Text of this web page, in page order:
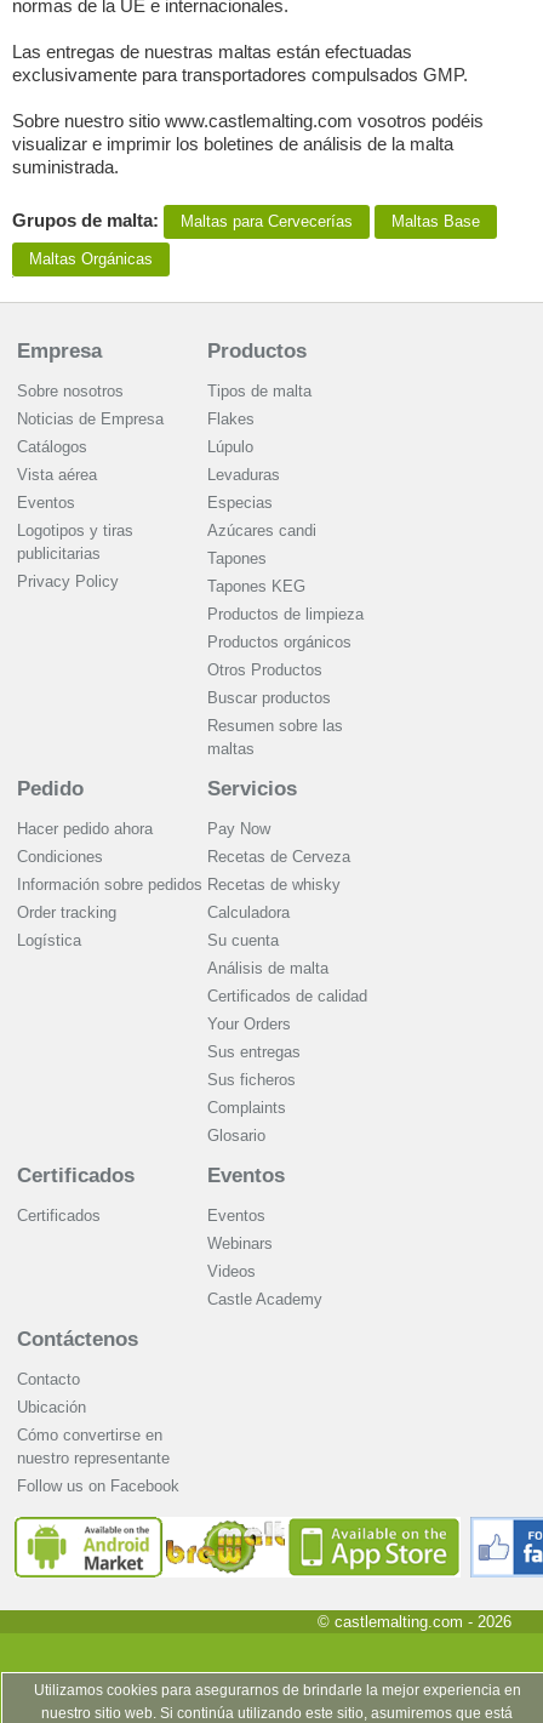
normas de la UE e internacionales.
Las entregas de nuestras maltas están efectuadas
exclusivamente para transportadores compulsados GMP.
Sobre nuestro sitio www.castlemalting.com vosotros podéis
visualizar e imprimir los boletines de análisis de la malta
suministrada.
Grupos de malta: Maltas para Сervecerías Maltas Base
Maltas Orgánicas
Empresa
Sobre nosotros
Noticias de Empresa
Catálogos
Vista aérea
Eventos
Logotipos y tiras
publicitarias
Privacy Policy
Productos
Tipos de malta
Flakes
Lúpulo
Levaduras
Especias
Azúcares candi
Tapones
Tapones KEG
Productos de limpieza
Productos orgánicos
Otros Productos
Buscar productos
Resumen sobre las
maltas
Pedido
Hacer pedido ahora
Condiciones
Información sobre pedidos
Order tracking
Logística
Servicios
Pay Now
Recetas de Cerveza
Recetas de whisky
Calculadora
Su cuenta
Análisis de malta
Certificados de calidad
Your Orders
Sus entregas
Sus ficheros
Complaints
Glosario
Certificados
Certificados
Eventos
Eventos
Webinars
Videos
Castle Academy
Contáctenos
Contacto
Ubicación
Cómo convertirse en
nuestro representante
Follow us on Facebook
© castlemalting.com - 2026
Utilizamos cookies para asegurarnos de brindarle la mejor experiencia en
nuestro sitio web. Si continúa utilizando este sitio, asumiremos que está